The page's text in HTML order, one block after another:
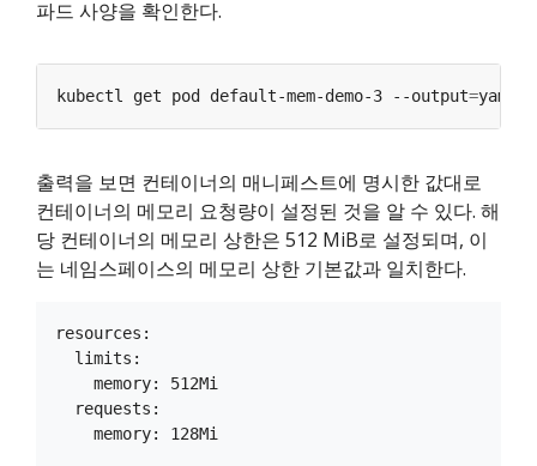
파드 사양을 확인한다.
kubectl get pod default-mem-demo-3 --output=yaml
출력을 보면 컨테이너의 매니페스트에 명시한 값대로
컨테이너의 메모리 요청량이 설정된 것을 알 수 있다. 해
당 컨테이너의 메모리 상한은 512 MiB로 설정되며, 이
는 네임스페이스의 메모리 상한 기본값과 일치한다.
resources:
  limits:
    memory: 512Mi
  requests: